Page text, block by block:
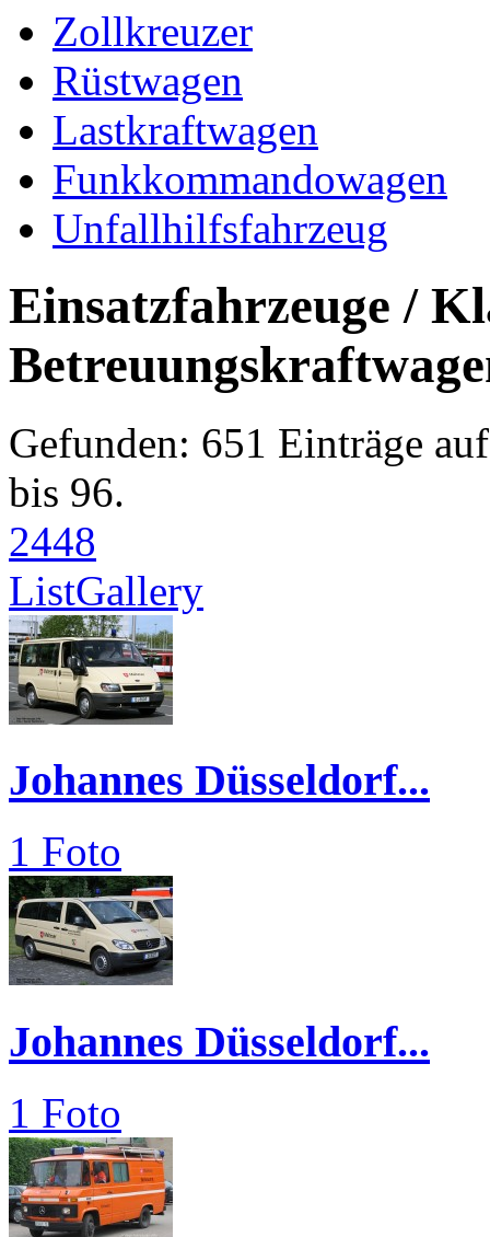
Zollkreuzer
Rüstwagen
Lastkraftwagen
Funkkommandowagen
Unfallhilfsfahrzeug
Einsatzfahrzeuge /
Gefunden: 651 Einträge
bis 96.
2448
ListGallery
Johannes Düsseldorf...
1 Foto
Johannes Düsseldorf...
1 Foto